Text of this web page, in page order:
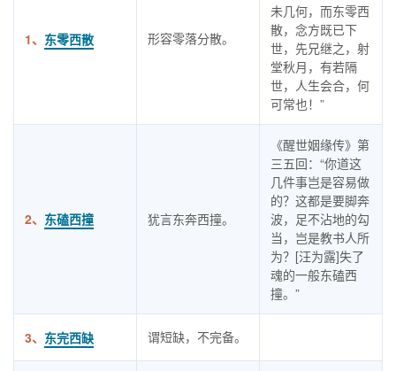
1、 东零西散 形容零落分散。
未几何，而东零西
散，念方既已下
世，先兄继之，射
堂秋月，有若隔
世，人生会合，何
可常也！”
2、 东磕西撞 犹言东奔西撞。
《醒世姻缘传》第
三五回：“你道这
几件事岂是容易做
的？这都是要脚奔
波，足不沾地的勾
当，岂是教书人所
为？[汪为露]失了
魂的一般东磕西
撞。”
3、 东完西缺 谓短缺，不完备。